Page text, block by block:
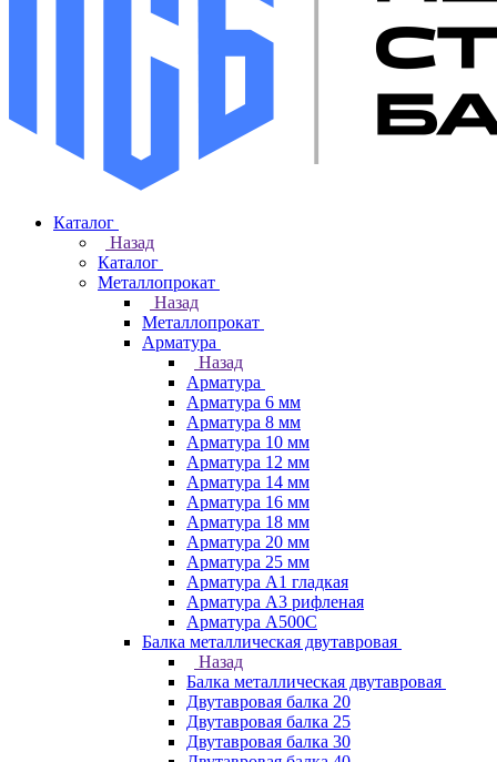
Каталог
Назад
Каталог
Металлопрокат
Назад
Металлопрокат
Арматура
Назад
Арматура
Арматура 6 мм
Арматура 8 мм
Арматура 10 мм
Арматура 12 мм
Арматура 14 мм
Арматура 16 мм
Арматура 18 мм
Арматура 20 мм
Арматура 25 мм
Арматура А1 гладкая
Арматура А3 рифленая
Арматура А500С
Балка металлическая двутавровая
Назад
Балка металлическая двутавровая
Двутавровая балка 20
Двутавровая балка 25
Двутавровая балка 30